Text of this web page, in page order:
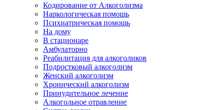
Кодирование от Алкоголизма
Наркологическая помощь
Психиатрическая помощь
На дому
В стационаре
Амбулаторно
Реабилитация для алкоголиков
Подростковый алкоголизм
Женский алкоголизм
Хронический алкоголизм
Принудительное лечение
Алкогольное отравление